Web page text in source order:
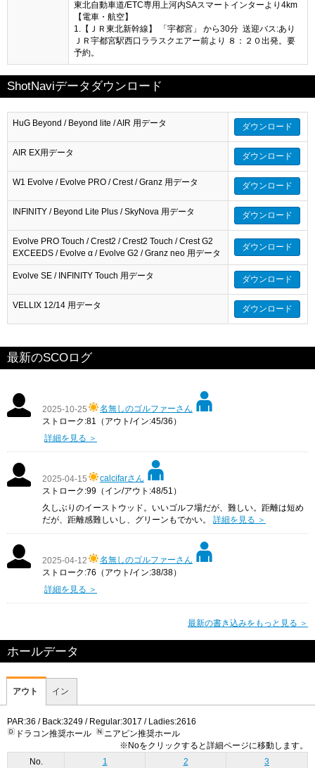
東北自動車道/ETC専用上河内SAスマートインターより4km
【電車・航空】
1.【ＪＲ東北新幹線】 「宇都宮」 から30分 送迎バス:あり
ＪＲ宇都宮駅西口ララスクエアー前より ８：２０出発。要
予約。
ShotNaviデータダウンロード
HuG Beyond / Beyond lite / AIR 用データ ダウンロード
AIR EX用データ ダウンロード
W1 Evolve / Evolve PRO / Crest / Granz 用データ ダウンロード
INFINITY / Beyond Lite Plus / SkyNova 用データ ダウンロード
Evolve PRO Touch / Crest2 / Crest2 Touch / Crest G2
EXCEEDS / Evolve α / Evolve G2 / Granz neo 用データ
ダウンロード
Evolve SE / INFINITY Touch 用データ ダウンロード
VELLIX 12/14 用データ ダウンロード
最新のSCOログ
2025-10-25
名無しのゴルファーさん
ストローク:81（アウト/イン:45/36）
詳細を見る ＞
2025-04-15
calcifarさん
ストローク:99（イン/アウト:48/51）
久しぶりのイーストウッド。いいゴルフ場だが、難しい。距離は短め
だが、距離感難しいし、グリーンもでかい。 詳細を見る ＞
2025-04-12
名無しのゴルファーさん
ストローク:76（アウト/イン:38/38）
詳細を見る ＞
最新の書き込みをもっと見る ＞
ホールデータ
アウト イン
PAR:36 / Back:3249 / Regular:3017 / Ladies:2616
ドラコン推奨ホール
ニアピン推奨ホール
※Noをクリックすると詳細ページに移動します。
No.
1 2 3